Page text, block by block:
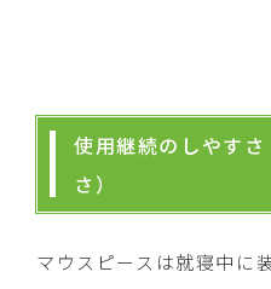
使用継続のしやす
さ）
マウスピースは就寝中に